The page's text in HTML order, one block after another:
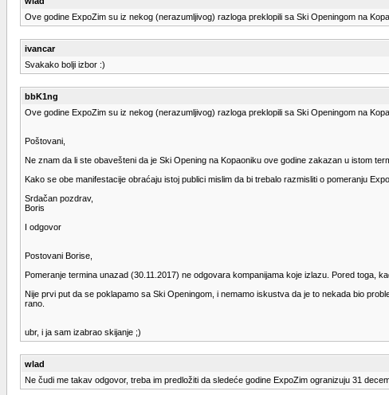
Ove godine ExpoZim su iz nekog (nerazumljivog) razloga preklopili sa Ski Openingom na
ivancar
Svakako bolji izbor :)
bbK1ng
Ove godine ExpoZim su iz nekog (nerazumljivog) razloga preklopili sa Ski Openingom na
Poštovani,
Ne znam da li ste obavešteni da je Ski Opening na Kopaoniku ove godine zakazan u istom
Kako se obe manifestacije obraćaju istoj publici mislim da bi trebalo razmisliti o pomeranju
Srdačan pozdrav,
Boris
I odgovor
Postovani Borise,
Pomeranje termina unazad (30.11.2017) ne odgovara kompanijama koje izlazu. Pored toga,
Nije prvi put da se poklapamo sa Ski Openingom, i nemamo iskustva da je to nekada bio
rano.
ubr, i ja sam izabrao skijanje ;)
wlad
Ne čudi me takav odgovor, treba im predložiti da sledeće godine ExpoZim ogranizuju 31